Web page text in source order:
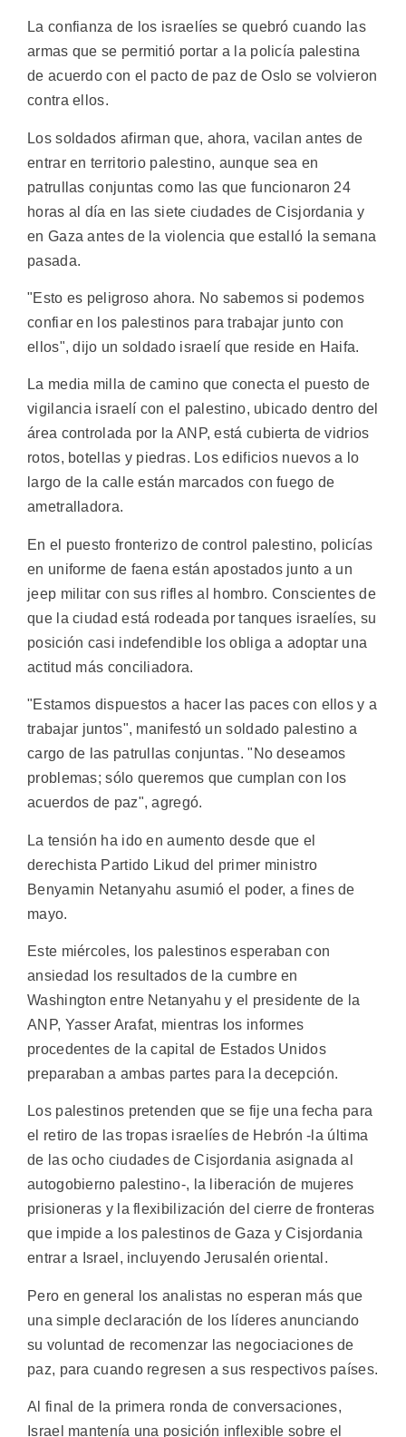
La confianza de los israelíes se quebró cuando las
armas que se permitió portar a la policía palestina
de acuerdo con el pacto de paz de Oslo se volvieron
contra ellos.
Los soldados afirman que, ahora, vacilan antes de
entrar en territorio palestino, aunque sea en
patrullas conjuntas como las que funcionaron 24
horas al día en las siete ciudades de Cisjordania y
en Gaza antes de la violencia que estalló la semana
pasada.
"Esto es peligroso ahora. No sabemos si podemos
confiar en los palestinos para trabajar junto con
ellos", dijo un soldado israelí que reside en Haifa.
La media milla de camino que conecta el puesto de
vigilancia israelí con el palestino, ubicado dentro del
área controlada por la ANP, está cubierta de vidrios
rotos, botellas y piedras. Los edificios nuevos a lo
largo de la calle están marcados con fuego de
ametralladora.
En el puesto fronterizo de control palestino, policías
en uniforme de faena están apostados junto a un
jeep militar con sus rifles al hombro. Conscientes de
que la ciudad está rodeada por tanques israelíes, su
posición casi indefendible los obliga a adoptar una
actitud más conciliadora.
"Estamos dispuestos a hacer las paces con ellos y a
trabajar juntos", manifestó un soldado palestino a
cargo de las patrullas conjuntas. "No deseamos
problemas; sólo queremos que cumplan con los
acuerdos de paz", agregó.
La tensión ha ido en aumento desde que el
derechista Partido Likud del primer ministro
Benyamin Netanyahu asumió el poder, a fines de
mayo.
Este miércoles, los palestinos esperaban con
ansiedad los resultados de la cumbre en
Washington entre Netanyahu y el presidente de la
ANP, Yasser Arafat, mientras los informes
procedentes de la capital de Estados Unidos
preparaban a ambas partes para la decepción.
Los palestinos pretenden que se fije una fecha para
el retiro de las tropas israelíes de Hebrón -la última
de las ocho ciudades de Cisjordania asignada al
autogobierno palestino-, la liberación de mujeres
prisioneras y la flexibilización del cierre de fronteras
que impide a los palestinos de Gaza y Cisjordania
entrar a Israel, incluyendo Jerusalén oriental.
Pero en general los analistas no esperan más que
una simple declaración de los líderes anunciando
su voluntad de recomenzar las negociaciones de
paz, para cuando regresen a sus respectivos países.
Al final de la primera ronda de conversaciones,
Israel mantenía una posición inflexible sobre el